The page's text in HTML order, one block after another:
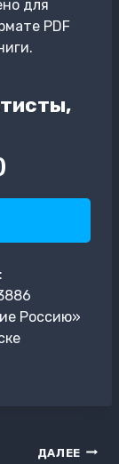
для
PDF
Россию»
ДАЛЕЕ